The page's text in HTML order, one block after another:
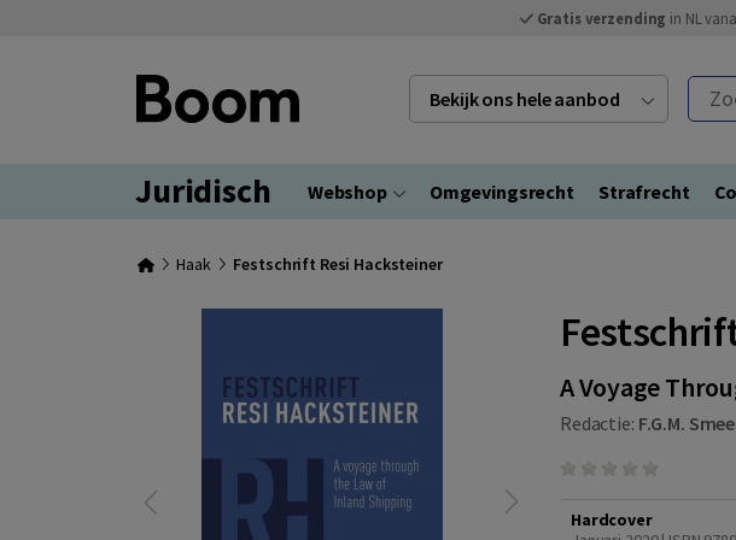
Gratis verzending in NL
Bekijk ons hele aanbod
Juridisch Webshop Omgevingsrecht Strafrecht
Haak Festschrift Resi Hacksteiner
A Voyage
Redactie: F.G.M.
Hardcover